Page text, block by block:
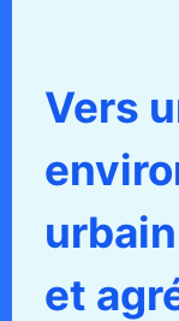
Vers
et